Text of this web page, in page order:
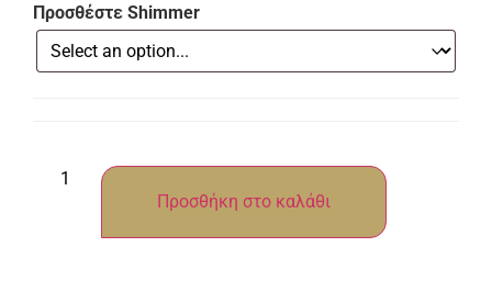
Προσθέστε Shimmer
Προσθήκη στο καλάθι